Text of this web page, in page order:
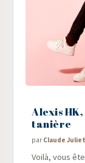
Alexis
tanière
par Claude
Voi­là, vous